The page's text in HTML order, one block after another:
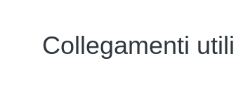
Collegamenti utili